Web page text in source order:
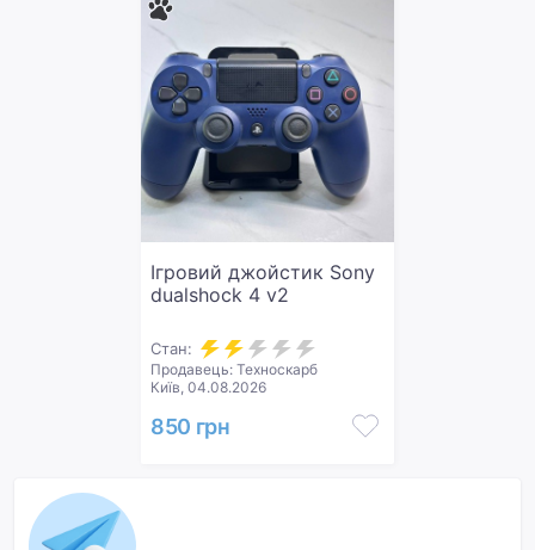
Ігровий джойстик Sony
dualshock 4 v2
Стан:
Продавець: Техноскарб
Київ, 04.08.2026
850 грн